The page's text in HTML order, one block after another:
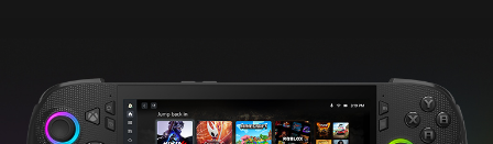
เคลื่อนไหว
แสดง
กระบวนการ